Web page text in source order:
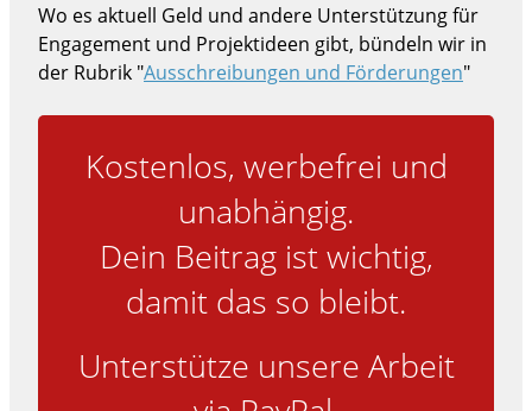
Wo es aktuell Geld und andere Unterstützung für
Engagement und Projektideen gibt, bündeln wir in
der Rubrik "Ausschreibungen und Förderungen"
Kostenlos, werbefrei und
unabhängig.
Dein Beitrag ist wichtig,
damit das so bleibt.
Unterstütze unsere Arbeit